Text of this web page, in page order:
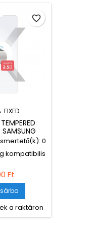
FIXED
SAMSUNG
A04S
0
kompatibilis
Ft
a raktáron
favorite_border